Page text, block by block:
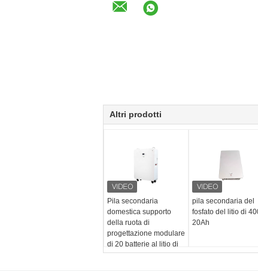
Altri prodotti
Pila secondaria
domestica supporto
della ruota di
progettazione modulare
di 20 batterie al litio di
KWH per l'ibrido fuori
pila secondaria del
fosfato del litio di
20Ah